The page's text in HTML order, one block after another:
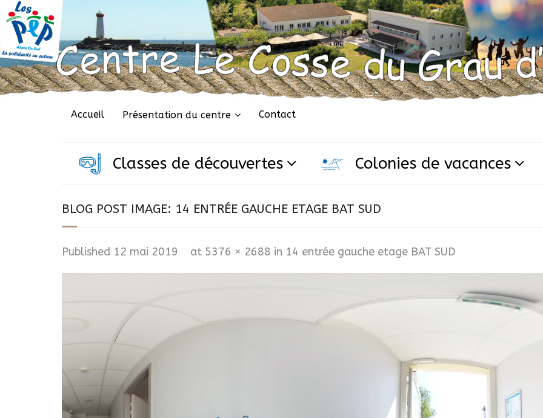
Accueil Présentation du centre Contact
Classes de découvertes Colonies de vacances
BLOG POST IMAGE: 14 ENTRÉE GAUCHE ETAGE BAT SUD
Published 12 mai 2019 at 5376 × 2688 in 14 entrée gauche etage BAT SUD